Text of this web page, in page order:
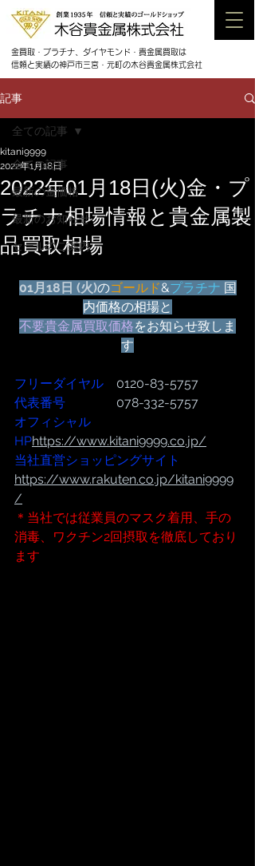
金買取・プラチナ、ダイヤモンド・貴金属買取は
信頼と実績の神戸市三宮・元町の木谷貴金属株式会社
記事
全ての記事
最新の金価格
最新のお知らせ
セールのご案内
全ての記事
2022年01月18日(火)金・プ
ラチナ相場情報と貴金属製
品買取相場
kitani9999
2022年1月18日
01月18日 (火)のゴールド&プラチナ 国
内価格の相場と
不要貴金属買取価格をお知らせ致しま
す
フリーダイヤル 0120-83-5757
代表番号
              078-332-5757
オフィシャル
HPhttps://www.kitani9999.co.jp/
当社直営ショッピングサイト
https://www.rakuten.co.jp/kitani9999
/
＊当社では従業員のマスク着用、手の
消毒、ワクチン2回摂取を徹底しており
ます